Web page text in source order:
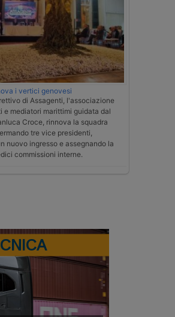
i vertici genovesi
di Assagenti, l'associazione
e mediatori marittimi guidata dal
Croce, rinnova la squadra
tre vice presidenti,
nuovo ingresso e assegnando la
commissioni interne.